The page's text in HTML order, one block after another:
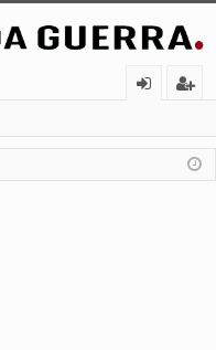
nt
ifi
ist
ra